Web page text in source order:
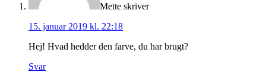
Mette skriver
15. januar 2019 kl. 22:18
Hej! Hvad hedder den farve, du har brugt?
Svar